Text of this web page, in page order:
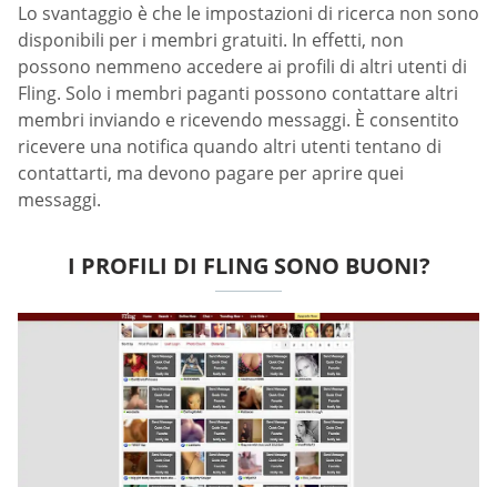
Lo svantaggio è che le impostazioni di ricerca non sono
disponibili per i membri gratuiti. In effetti, non
possono nemmeno accedere ai profili di altri utenti di
Fling. Solo i membri paganti possono contattare altri
membri inviando e ricevendo messaggi. È consentito
ricevere una notifica quando altri utenti tentano di
contattarti, ma devono pagare per aprire quei
messaggi.
I PROFILI DI FLING SONO BUONI?